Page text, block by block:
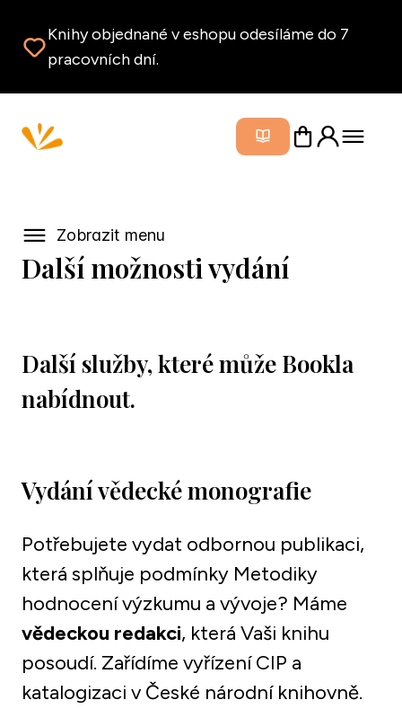
Knihy objednané v eshopu odesíláme do 7
pracovních dní.
Zavřít
Zobrazit menu
Další možnosti vydání
Další služby, které může Bookla
nabídnout.
Vydání vědecké monografie
Potřebujete vydat odbornou publikaci,
která splňuje podmínky Metodiky
hodnocení výzkumu a vývoje? Máme
vědeckou redakci, která Vaši knihu
posoudí. Zařídíme vyřízení CIP a
katalogizaci v České národní knihovně.